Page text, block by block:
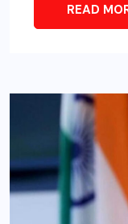
READ